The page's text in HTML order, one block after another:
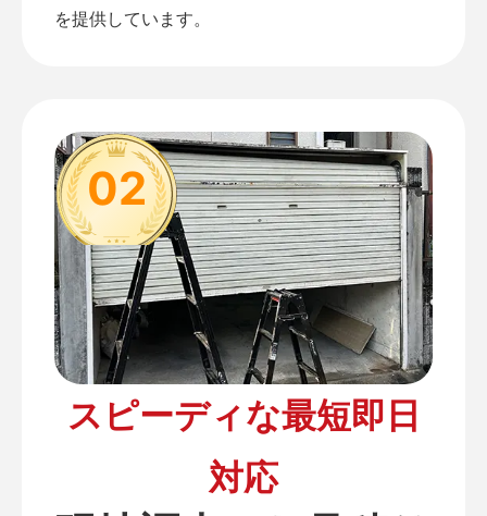
を提供しています。
02
スピーディな最短即日
対応